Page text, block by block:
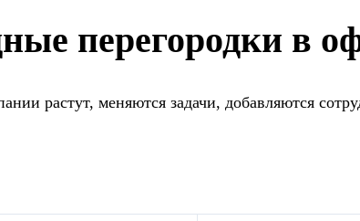
перегородки в
растут, меняются задачи, добавляются